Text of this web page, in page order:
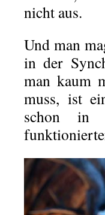
nicht aus.
Und man
in der
man kaum
muss, ist
schon in